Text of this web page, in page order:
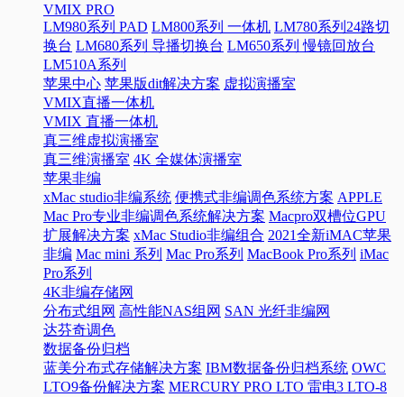
VMIX PRO
LM980系列 PAD LM800系列 一体机 LM780系列24路切
换台 LM680系列 导播切换台 LM650系列 慢镜回放台
LM510A系列
苹果中心 苹果版dit解决方案 虚拟演播室
VMIX直播一体机
VMIX 直播一体机
真三维虚拟演播室
真三维演播室 4K 全媒体演播室
苹果非编
xMac studio非编系统 便携式非编调色系统方案 APPLE
Mac Pro专业非编调色系统解决方案 Macpro双槽位GPU
扩展解决方案 xMac Studio非编组合 2021全新iMAC苹果
非编 Mac mini 系列 Mac Pro系列 MacBook Pro系列 iMac
Pro系列
4K非编存储网
分布式组网 高性能NAS组网 SAN 光纤非编网
达芬奇调色
数据备份归档
蓝美分布式存储解决方案 IBM数据备份归档系统 OWC
LTO9备份解决方案 MERCURY PRO LTO 雷电3 LTO-8